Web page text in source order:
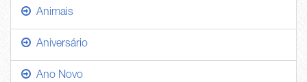
Animais
Aniversário
Ano Novo